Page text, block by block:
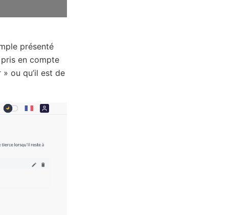
présenté
pris en compte
ou qu’il est de